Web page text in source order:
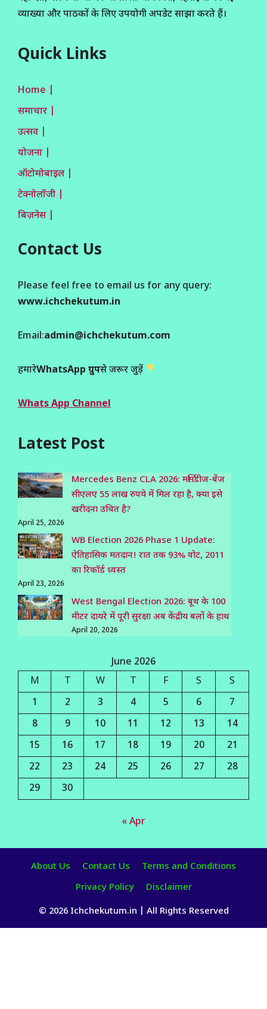
व्याख्या और पाठकों के लिए उपयोगी अपडेट साझा करते हैं।
Quick Links
Home |
समाचार |
उत्सव |
योजना |
ऑटोमोबाइल |
टेक्नोलॉजी |
बिज़नेस |
Contact Us
Please feel free to email us for any query:
www.ichchekutum.in
Email:admin@ichchekutum.com
हमारेWhatsApp ग्रुपसे जरूर जुड़ें
Whats App Channel
Latest Post
Mercedes Benz CLA 2026: मर्सिडीज-बेंज
सीएलए 55 लाख रुपये में मिल रहा है, क्या इसे
खरीदना उचित है?
April 25, 2026
WB Election 2026 Phase 1 Update:
ऐतिहासिक मतदान! रात तक 93% वोट, 2011
का रिकॉर्ड ध्वस्त
April 23, 2026
West Bengal Election 2026: बूथ के 100
मीटर दायरे में पूरी सुरक्षा अब केंद्रीय बलों के हाथ
April 20, 2026
June 2026
M
T W T F S
S
1
2 3 4 5 6
7
8
9 10 11 12 13
14
15
16 17 18 19 20
21
22
23 24 25 26 27
28
29
30
« Apr
About Us Contact Us
Terms and Conditions
Privacy Policy
Disclaimer
© 2026 Ichchekutum.in | All Rights Reserved